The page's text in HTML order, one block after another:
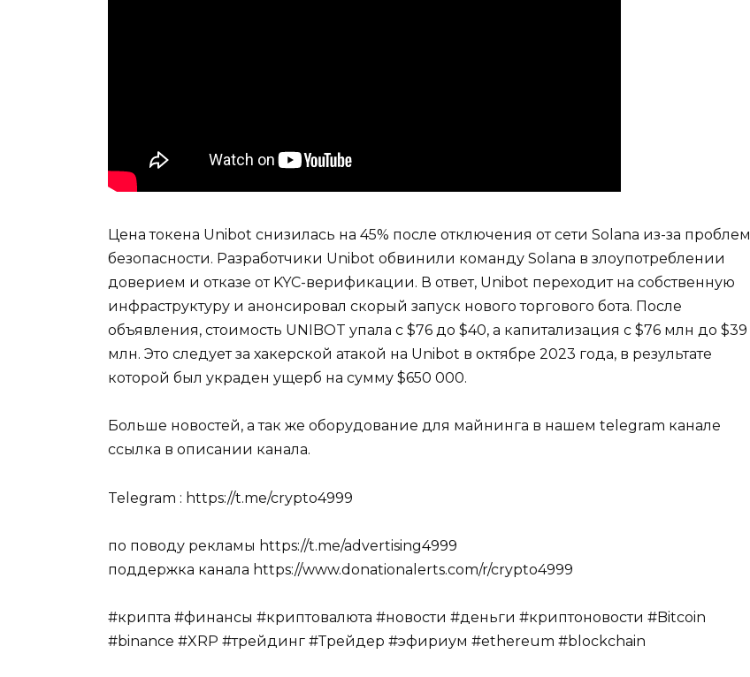
Цена токена Unibot снизилась на 45% после отключения от сети Solana из-за проблем
безопасности. Разработчики Unibot обвинили команду Solana в злоупотреблении
доверием и отказе от KYC-верификации. В ответ, Unibot переходит на собственную
инфраструктуру и анонсировал скорый запуск нового торгового бота. После
объявления, стоимость UNIBOT упала с $76 до $40, а капитализация с $76 млн до $39
млн. Это следует за хакерской атакой на Unibot в октябре 2023 года, в результате
которой был украден ущерб на сумму $650 000.
Больше новостей, а так же оборудование для майнинга в нашем telegram канале
ссылка в описании канала.
Telegram : https://t.me/crypto4999
по поводу рекламы https://t.me/advertising4999
поддержка канала https://www.donationalerts.com/r/crypto4999
#крипта #финансы #криптовалюта #новости #деньги #криптоновости #Bitcoin
#binance #XRP #трейдинг #Трейдер #эфириум #ethereum #blockchain